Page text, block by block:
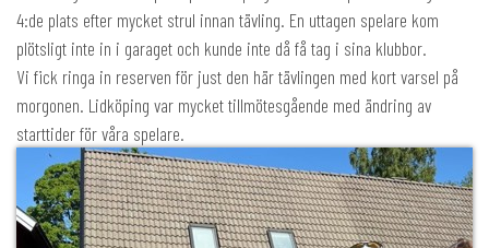
4:de plats efter mycket strul innan tävling. En uttagen spelare kom
plötsligt inte in i garaget och kunde inte då få tag i sina klubbor.
Vi fick ringa in reserven för just den här tävlingen med kort varsel på
morgonen. Lidköping var mycket tillmötesgående med ändring av
starttider för våra spelare.